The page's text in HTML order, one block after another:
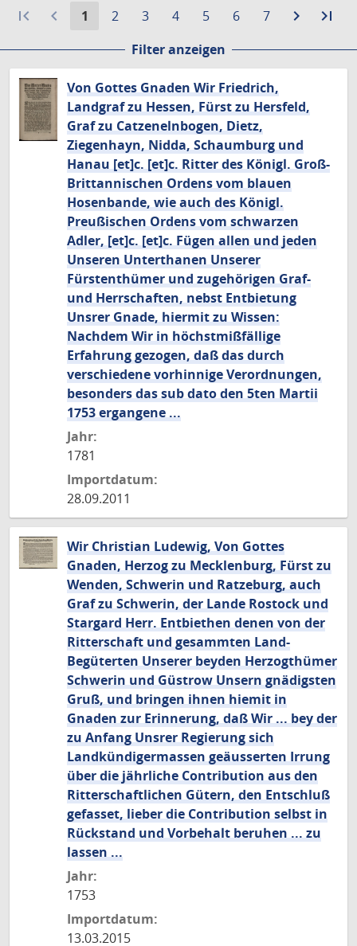
first_page navigate_before
Aktuelle
1
Gehe
Seite
2
Gehe
Seite
3
Gehe
Seite
4
Gehe
Seite
5
Gehe
Seite
6
Gehe
Seite
7 navigate_next
Zur
Seite
last_page
Filter anzeigen
Von Gottes Gnaden Wir Friedrich,
Landgraf zu Hessen, Fürst zu Hersfeld,
Graf zu Catzenelnbogen, Dietz,
Ziegenhayn, Nidda, Schaumburg und
Hanau [et]c. [et]c. Ritter des Königl. Groß-
Brittannischen Ordens vom blauen
Hosenbande, wie auch des Königl.
Preußischen Ordens vom schwarzen
Adler, [et]c. [et]c. Fügen allen und jeden
Unseren Unterthanen Unserer
Fürstenthümer und zugehörigen Graf-
und Herrschaften, nebst Entbietung
Unsrer Gnade, hiermit zu Wissen:
Nachdem Wir in höchstmißfällige
Erfahrung gezogen, daß das durch
verschiedene vorhinnige Verordnungen,
besonders das sub dato den 5ten Martii
1753 ergangene ...
Jahr:
1781
Importdatum:
28.09.2011
Wir Christian Ludewig, Von Gottes
Gnaden, Herzog zu Mecklenburg, Fürst zu
Wenden, Schwerin und Ratzeburg, auch
Graf zu Schwerin, der Lande Rostock und
Stargard Herr. Entbiethen denen von der
Ritterschaft und gesammten Land-
Begüterten Unserer beyden Herzogthümer
Schwerin und Güstrow Unsern gnädigsten
Gruß, und bringen ihnen hiemit in
Gnaden zur Erinnerung, daß Wir ... bey der
zu Anfang Unsrer Regierung sich
Landkündigermassen geäusserten Irrung
über die jährliche Contribution aus den
Ritterschaftlichen Gütern, den Entschluß
gefasset, lieber die Contribution selbst in
Rückstand und Vorbehalt beruhen ... zu
lassen ...
Jahr:
1753
Importdatum:
13.03.2015